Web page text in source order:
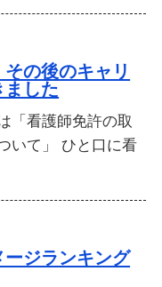
の後のキャリ
ました
「看護師免許の取
いて」 ひと口に看
ージランキング